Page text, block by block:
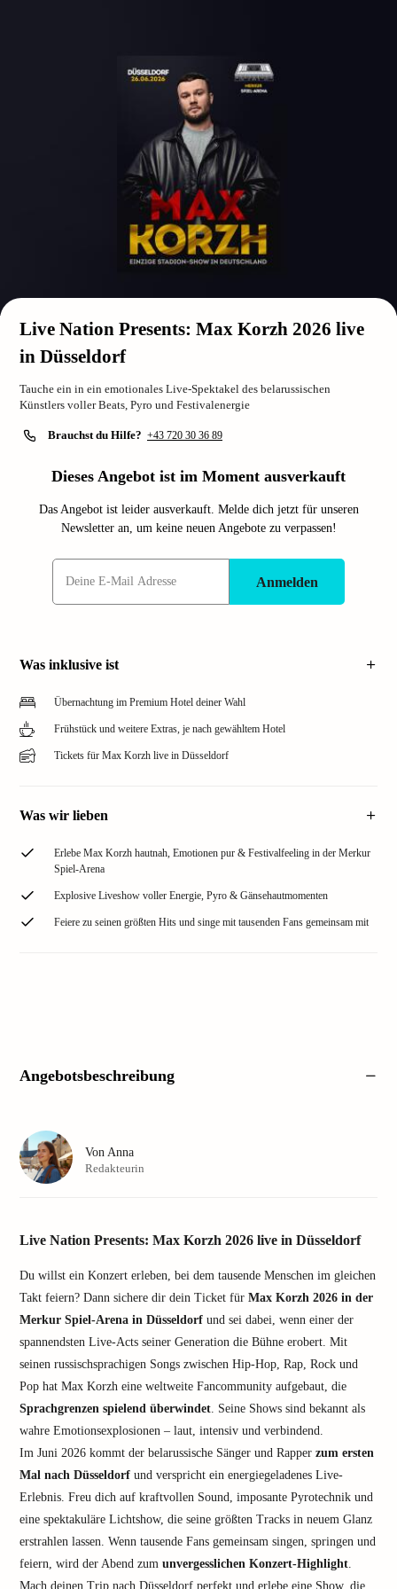
Live Nation Presents: Max Korzh 2026 live
in Düsseldorf
Tauche ein in ein emotionales Live-Spektakel des belarussischen
Künstlers voller Beats, Pyro und Festivalenergie
Brauchst du Hilfe? +43 720 30 36 89
Dieses Angebot ist im Moment ausverkauft
Das Angebot ist leider ausverkauft. Melde dich jetzt für unseren
Newsletter an, um keine neuen Angebote zu verpassen!
Anmelden
Was inklusive ist
Übernachtung im Premium Hotel deiner Wahl
Frühstück und weitere Extras, je nach gewähltem Hotel
Tickets für Max Korzh live in Düsseldorf
Was wir lieben
Erlebe Max Korzh hautnah, Emotionen pur & Festivalfeeling in der Merkur
Spiel-Arena
Explosive Liveshow voller Energie, Pyro & Gänsehautmomenten
Feiere zu seinen größten Hits und singe mit tausenden Fans gemeinsam mit
Angebotsbeschreibung
Live Nation Presents: Max Korzh 2026 live in Düsseldorf
Du willst ein Konzert erleben, bei dem tausende Menschen im gleichen
Takt feiern? Dann sichere dir dein Ticket für Max Korzh 2026 in der
Merkur Spiel-Arena in Düsseldorf und sei dabei, wenn einer der
spannendsten Live-Acts seiner Generation die Bühne erobert. Mit
seinen russischsprachigen Songs zwischen Hip-Hop, Rap, Rock und
Pop hat Max Korzh eine weltweite Fancommunity aufgebaut, die
Sprachgrenzen spielend überwindet. Seine Shows sind bekannt als
wahre Emotionsexplosionen – laut, intensiv und verbindend.
Im Juni 2026 kommt der belarussische Sänger und Rapper zum ersten
Mal nach Düsseldorf und verspricht ein energiegeladenes Live-
Erlebnis. Freu dich auf kraftvollen Sound, imposante Pyrotechnik und
eine spektakuläre Lichtshow, die seine größten Tracks in neuem Glanz
erstrahlen lassen. Wenn tausende Fans gemeinsam singen, springen und
feiern, wird der Abend zum unvergesslichen Konzert-Highlight.
Mach deinen Trip nach Düsseldorf perfekt und erlebe eine Show, die
Von Anna
Redakteurin